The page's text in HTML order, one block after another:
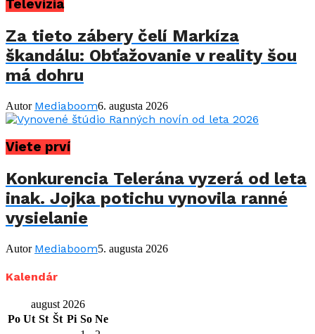
Televízia
Za tieto zábery čelí Markíza
škandálu: Obťažovanie v reality šou
má dohru
Autor Mediaboom6. augusta 2026
Viete prví
Konkurencia Telerána vyzerá od leta
inak. Jojka potichu vynovila ranné
vysielanie
Autor Mediaboom5. augusta 2026
Kalendár
august 2026
Po Ut St Št Pi So Ne